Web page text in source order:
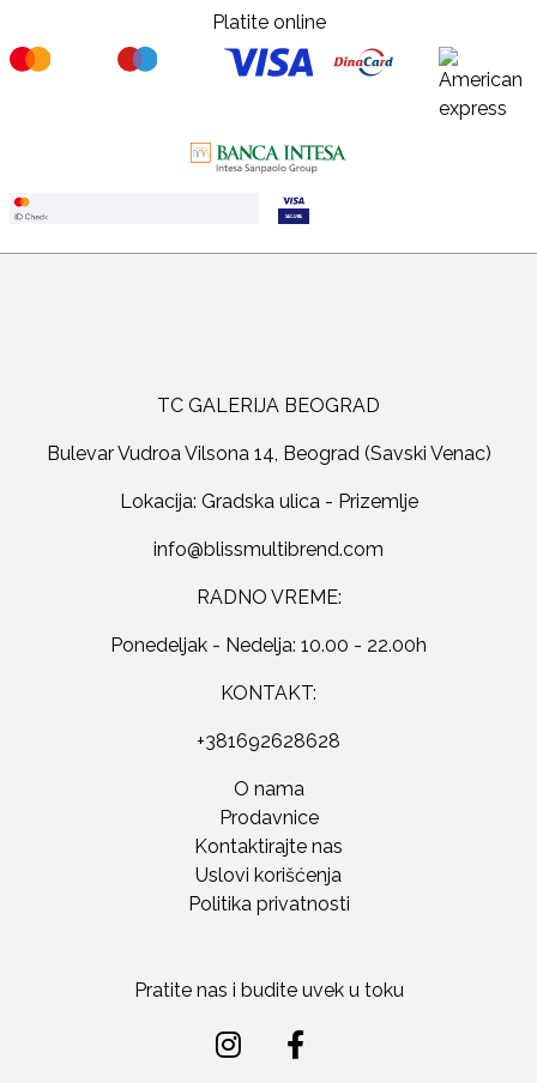
Platite online
TC GALERIJA BEOGRAD
Bulevar Vudroa Vilsona 14, Beograd (Savski Venac)
Lokacija: Gradska ulica - Prizemlje
RADNO VREME:
Ponedeljak - Nedelja: 10.00 - 22.00h
KONTAKT:
+381692628628
O nama
Prodavnice
Kontaktirajte nas
Uslovi korišćenja
Politika privatnosti
Pratite nas i budite uvek u toku